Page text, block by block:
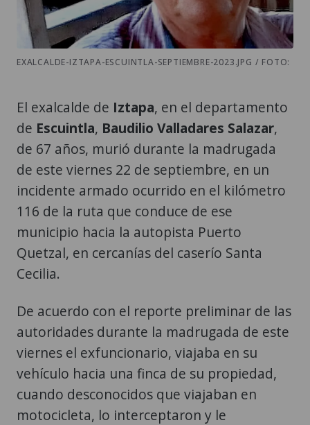
EXALCALDE-IZTAPA-ESCUINTLA-SEPTIEMBRE-2023.JPG / FOTO:
El exalcalde de Iztapa, en el departamento
de Escuintla, Baudilio Valladares Salazar,
de 67 años, murió durante la madrugada
de este viernes 22 de septiembre, en un
incidente armado ocurrido en el kilómetro
116 de la ruta que conduce de ese
municipio hacia la autopista Puerto
Quetzal, en cercanías del caserío Santa
Cecilia.
De acuerdo con el reporte preliminar de las
autoridades durante la madrugada de este
viernes el exfuncionario, viajaba en su
vehículo hacia una finca de su propiedad,
cuando desconocidos que viajaban en
motocicleta, lo interceptaron y le